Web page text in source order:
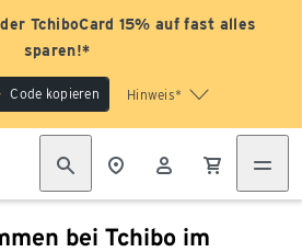
TchiboCard 15% auf fast alles
sparen!*
Code kopieren Hinweis*
bei Tchibo im